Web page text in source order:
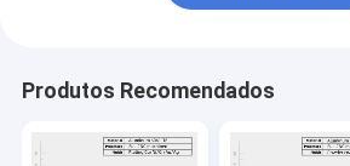
Produtos Recomendados